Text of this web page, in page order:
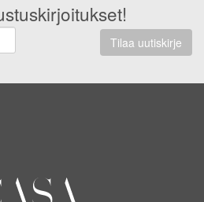
Tilaa uutiskirje